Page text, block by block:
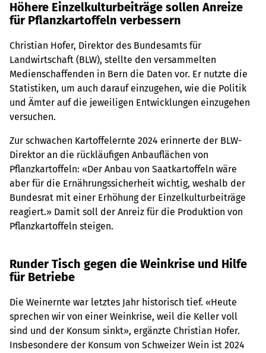
Höhere Einzelkulturbeiträge sollen Anreize
für Pflanzkartoffeln verbessern
Christian Hofer, Direktor des Bundesamts für
Landwirtschaft (BLW), stellte den versammelten
Medienschaffenden in Bern die Daten vor. Er nutzte die
Statistiken, um auch darauf einzugehen, wie die Politik
und Ämter auf die jeweiligen Entwicklungen einzugehen
versuchen.
Zur schwachen Kartoffelernte 2024 erinnerte der BLW-
Direktor an die rückläufigen Anbauflächen von
Pflanzkartoffeln: «Der Anbau von Saatkartoffeln wäre
aber für die Ernährungssicherheit wichtig, weshalb der
Bundesrat mit einer Erhöhung der Einzelkulturbeiträge
reagiert.» Damit soll der Anreiz für die Produktion von
Pflanzkartoffeln steigen.
Runder Tisch gegen die Weinkrise und Hilfe
für Betriebe
Die Weinernte war letztes Jahr historisch tief. «Heute
sprechen wir von einer Weinkrise, weil die Keller voll
sind und der Konsum sinkt», ergänzte Christian Hofer.
Insbesondere der Konsum von Schweizer Wein ist 2024